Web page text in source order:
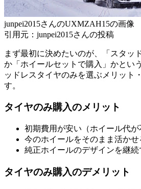
junpei2015さんのUXMZAH15の画像
引用元：junpei2015さんの投稿
まず最初に決めたいのが、「スタッ
か「ホイールセットで購入」かとい
ッドレスタイヤのみを選ぶメリット
す。
タイヤのみ購入のメリット
初期費用が安い（ホイール代が
今のホイールをそのまま活かせ
純正ホイールのデザインを継続
タイヤのみ購入のデメリット